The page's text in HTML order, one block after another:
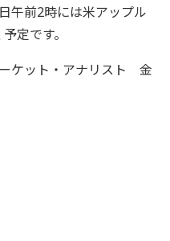
午前2時には米アップル
定です。
ケット・アナリスト 金